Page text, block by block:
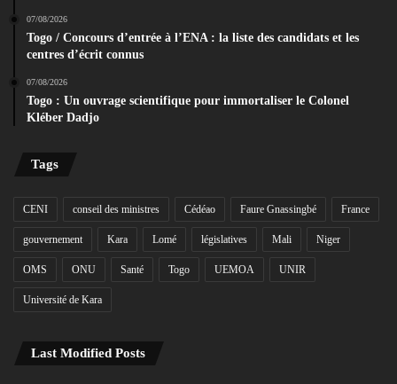
07/08/2026
Togo / Concours d’entrée à l’ENA : la liste des candidats et les
centres d’écrit connus
07/08/2026
Togo : Un ouvrage scientifique pour immortaliser le Colonel
Kléber Dadjo
Tags
CENI conseil des ministres Cédéao Faure Gnassingbé France
gouvernement Kara Lomé législatives Mali Niger
OMS ONU Santé Togo UEMOA UNIR
Université de Kara
Last Modified Posts